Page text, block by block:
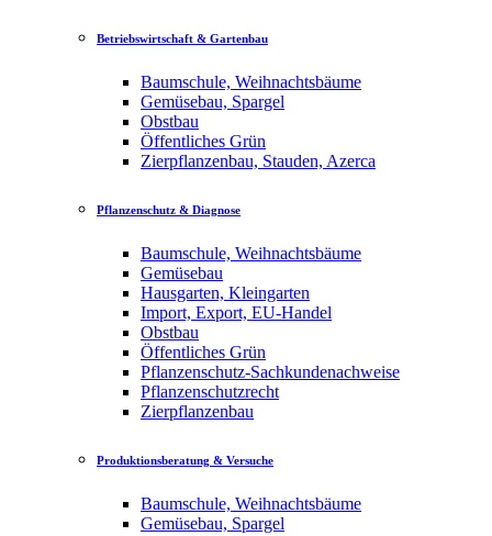
Betriebswirtschaft & Gartenbau
Baumschule, Weihnachtsbäume
Gemüsebau, Spargel
Obstbau
Öffentliches Grün
Zierpflanzenbau, Stauden, Azerca
Pflanzenschutz & Diagnose
Baumschule, Weihnachtsbäume
Gemüsebau
Hausgarten, Kleingarten
Import, Export, EU-Handel
Obstbau
Öffentliches Grün
Pflanzenschutz-Sachkundenachweise
Pflanzenschutzrecht
Zierpflanzenbau
Produktionsberatung & Versuche
Baumschule, Weihnachtsbäume
Gemüsebau, Spargel